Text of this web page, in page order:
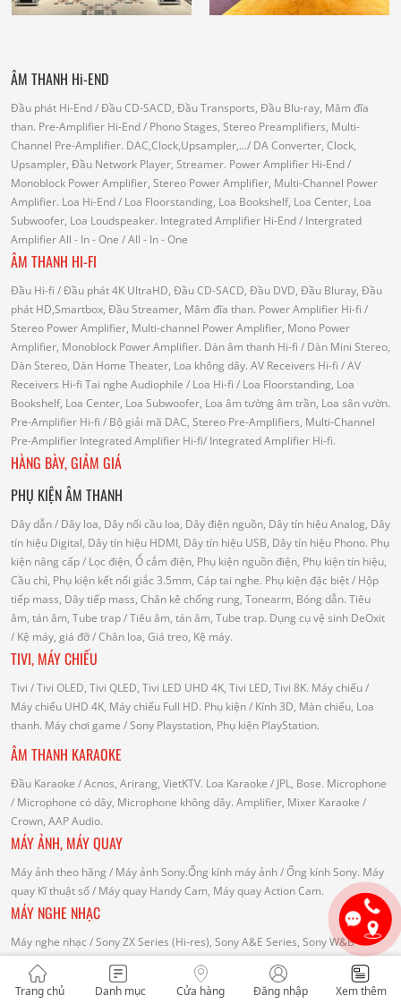
ÂM THANH Hi-END
Đầu phát Hi-End/ Đầu CD-SACD, Đầu Transports, Đầu Blu-ray, Mâm đĩa
than. Pre-Amplifier Hi-End/ Phono Stages, Stereo Preamplifiers, Multi-
Channel Pre-Amplifier. DAC,Clock,Upsampler,.../ DA Converter, Clock,
Upsampler, Đầu Network Player, Streamer. Power Amplifier Hi-End/
Monoblock Power Amplifier, Stereo Power Amplifier, Multi-Channel Power
Amplifier. Loa Hi-End/ Loa Floorstanding, Loa Bookshelf, Loa Center, Loa
Subwoofer, Loa Loudspeaker. Integrated Amplifier Hi-End/ Intergrated
AmplifierAll - In - One / All - In - One
ÂM THANH HI-FI
Đầu Hi-fi / Đầu phát 4K UltraHD, Đầu CD-SACD, Đầu DVD, Đầu Bluray, Đầu
phát HD,Smartbox, Đầu Streamer, Mâm đĩa than. Power Amplifier Hi-fi /
Stereo Power Amplifier, Multi-channel Power Amplifier, Mono Power
Amplifier, Monoblock Power Amplifier. Dàn âm thanh Hi-fi / Dàn Mini Stereo,
Dàn Stereo, Dàn Home Theater, Loa không dây. AV Receivers Hi-fi / AV
Receivers Hi-fi Tai nghe Audiophile / Loa Hi-fi / Loa Floorstanding, Loa
Bookshelf, Loa Center, Loa Subwoofer, Loa âm tường âm trần, Loa sân vườn.
Pre-Amplifier Hi-fi / Bộ giải mã DAC, Stereo Pre-Amplifiers, Multi-Channel
Pre-Amplifier Integrated Amplifier Hi-fi/ Integrated Amplifier Hi-fi.
HÀNG BÀY, GIẢM GIÁ
PHỤ KIỆN ÂM THANH
Dây dẫn/ Dây loa, Dây nối cầu loa, Dây điện nguồn, Dây tín hiệu Analog, Dây
tín hiệu Digital, Dây tín hiệu HDMI, Dây tín hiệu USB, Dây tín hiệu Phono. Phụ
kiện nâng cấp/ Lọc điện, Ổ cắm điện, Phụ kiện nguồn điện, Phụ kiện tín hiệu,
Cầu chì, Phụ kiện kết nối giắc 3.5mm, Cáp tai nghe. Phụ kiện đặc biệt/ Hộp
tiếp mass, Dây tiếp mass, Chân kê chống rung, Tonearm, Bóng dẫn. Tiêu
âm, tán âm, Tube trap/ Tiêu âm, tán âm, Tube trap. Dụng cụ vệ sinh DeOxit
/ Kệ máy, giá đỡ/ Chân loa, Giá treo, Kệ máy.
TIVI, MÁY CHIẾU
Tivi / Tivi OLED, Tivi QLED, Tivi LED UHD 4K, Tivi LED, Tivi 8K. Máy chiếu/
Máy chiếu UHD 4K, Máy chiếu Full HD. Phụ kiện/ Kính 3D, Màn chiếu, Loa
thanh. Máy chơi game / Sony Playstation, Phụ kiện PlayStation.
ÂM THANH KARAOKE
Đầu Karaoke / Acnos, Arirang, VietKTV. Loa Karaoke / JPL, Bose. Microphone
/ Microphone có dây, Microphone không dây. Amplifier, Mixer Karaoke /
Crown, AAP Audio.
MÁY ẢNH, MÁY QUAY
Máy ảnh theo hãng / Máy ảnh Sony.Ống kính máy ảnh / Ống kính Sony. Máy
quay Kĩ thuật số/ Máy quay Handy Cam, Máy quay Action Cam.
MÁY NGHE NHẠC
Máy nghe nhạc / Sony ZX Series (Hi-res), Sony A&E Series, Sony W&B
Series, Sony WS Series.Tai nghe/ Tai nghe giảm tiếng ồn, choàng đầu, In-
ear, Bluetooth.
Điện thoại / Điện thoại Sony. Máy ghi âm
Loa
Bluetooth/ Loa Bluetooth.
Trang chủ Danh mục Cửa hàng Đăng nhập Xem thêm